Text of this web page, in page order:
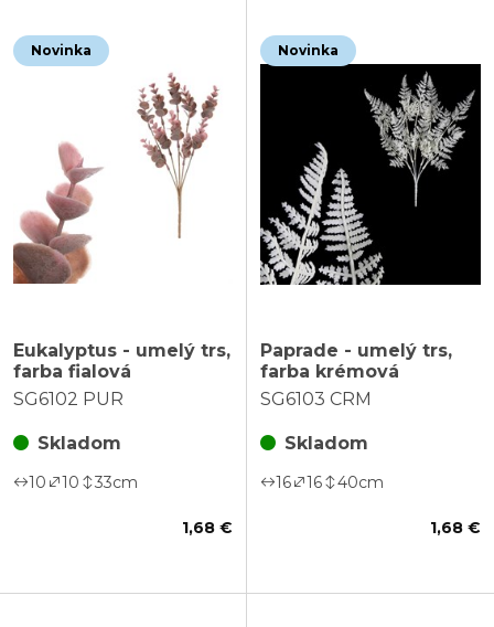
Novinka
Eukalyptus - umelý trs,
farba fialová
SG6102 PUR
Skladom
10 10 33cm
1,68 €
Novinka
Paprade - umelý trs,
farba krémová
SG6103 CRM
Skladom
16 16 40cm
1,68 €